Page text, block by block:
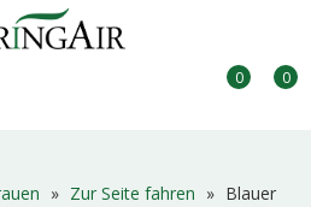
0 0
» Zur Seite fahren » Blauer